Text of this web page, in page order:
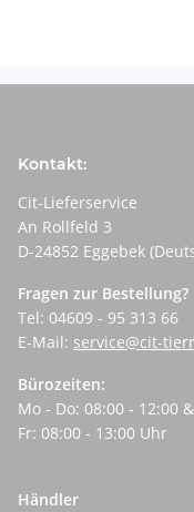
Kontakt:
Cit-Lieferservice
An Rollfeld 3
D-24852 Eggebek
Fragen zur Bestellung?
Tel: 04609 - 95 313 66
E-Mail: service@cit-
Bürozeiten:
Mo - Do: 08:00 - 12:00
Fr: 08:00 - 13:00 Uhr
Händler